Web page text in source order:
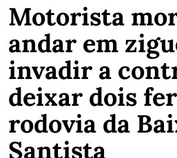
Motorista
andar em
invadir a
deixar dois
rodovia da
Santista